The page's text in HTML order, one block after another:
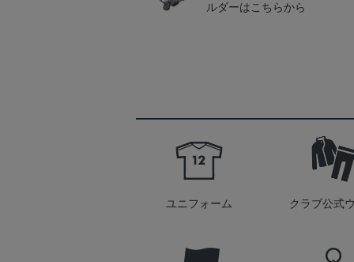
ルダーはこちらから
ユニフォーム クラブ公式